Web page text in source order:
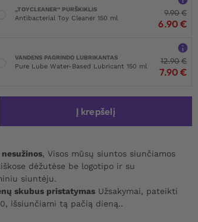
„TOYCLEANER“ PURŠKIKLIS
Antibacterial Toy Cleaner 150 ml
9.90€
6.90 €
VANDENS PAGRINDO LUBRIKANTAS
Pure Lube Water-Based Lubricant 150 ml
12.90€
7.90 €
Į krepšelį
nesužinos, Visos mūsų siuntos siunčiamos
dėžutėse be logotipo ir su
siuntėju.
skubus pristatymas Užsakymai, pateikti
išsiunčiami tą pačią dieną..